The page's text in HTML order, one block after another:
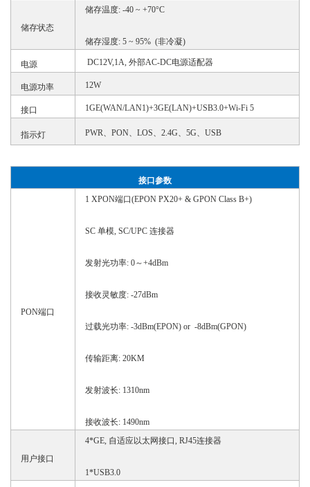
储存状态
储存温度: -40 ~ +70°C
储存湿度: 5 ~ 95% (非冷凝)
电源 DC12V,1A, 外部AC-DC电源适配器
电源功率 12W
接口 1GE(WAN/LAN1)+3GE(LAN)+USB3.0+Wi-Fi 5
指示灯 PWR、PON、LOS、2.4G、5G、USB
接口参数
PON端口
1 XPON端口(EPON PX20+ & GPON Class B+)
SC 单模, SC/UPC 连接器
发射光功率: 0～+4dBm
接收灵敏度: -27dBm
过载光功率: -3dBm(EPON) or -8dBm(GPON)
传输距离: 20KM
发射波长: 1310nm
接收波长: 1490nm
用户接口
4*GE, 自适应以太网接口, RJ45连接器
1*USB3.0